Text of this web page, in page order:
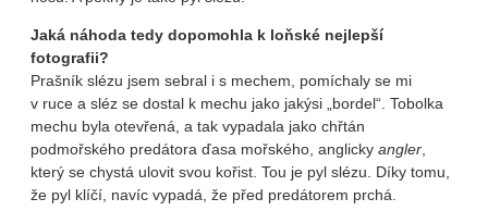
Jaká náhoda tedy dopomohla k loňské nejlepší
fotografii?
Prašník slézu jsem sebral i s mechem, pomíchaly se mi
v ruce a sléz se dostal k mechu jako jakýsi „bordel“. Tobolka
mechu byla otevřená, a tak vypadala jako chřtán
podmořského predátora ďasa mořského, anglicky angler
který se chystá ulovit svou kořist. Tou je pyl slézu. Díky tomu,
že pyl klíčí, navíc vypadá, že před predátorem prchá.